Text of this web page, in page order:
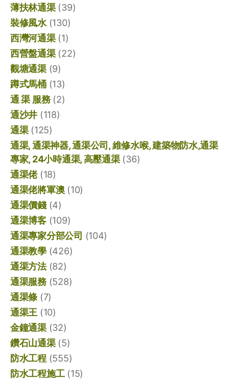
薄扶林通渠(39)
裝修風水(130)
西灣河通渠(1)
西營盤通渠(22)
觀塘通渠(9)
蹲式馬桶(13)
通 渠 服務(2)
通沙井 (118)
通渠(125)
通渠, 通渠神器, 通渠公司, 維修水喉, 建築物防水,通渠
專家, 24小時通渠, 高壓通渠(36)
通渠佬(18)
通渠佬將軍澳(10)
通渠價錢(4)
通渠博客(109)
通渠專家分部公司 (104)
通渠教學(426)
通渠方法(82)
通渠服務(528)
通渠條 (7)
通渠王 (10)
金鐘通渠(32)
鑽石山通渠(5)
防水工程(555)
防水工程施工(15)